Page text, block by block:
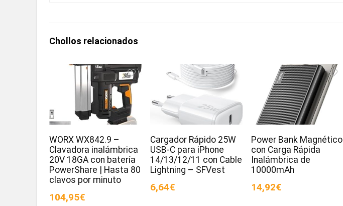
Chollos relacionados
WORX WX842.9 –
Clavadora inalámbrica
20V 18GA con batería
PowerShare | Hasta 80
clavos por minuto
104,95€
Cargador Rápido 25W
USB-C para iPhone
14/13/12/11 con Cable
Lightning – SFVest
6,64€
Power Bank Magnético
con Carga Rápida
Inalámbrica de
10000mAh
14,92€